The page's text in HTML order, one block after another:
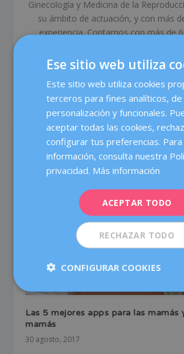
Ginecología y Medicina de la
su ámbito de actuación, y con más
experiencia. Contamos con más de
profesionales especializados, cuyo
salud de la mujer durante todas las
del trabajo en equipo y las más
ARTÍCULOS RELACIONADOS
Las 5 mejores apps para las mamás
mamás
30 agosto, 2017
Ese sitio web utiliza
Este sitio web utiliza cookies
terceros para fines analíticos, de
personalización y funcionales.
aceptar todas las cookies,
configurar tus preferencias. Para
información, consulta nuestra
privacidad. Más información
ACEPTAR TODO
RECHAZAR TODO
CONFIGURAR COOKIES